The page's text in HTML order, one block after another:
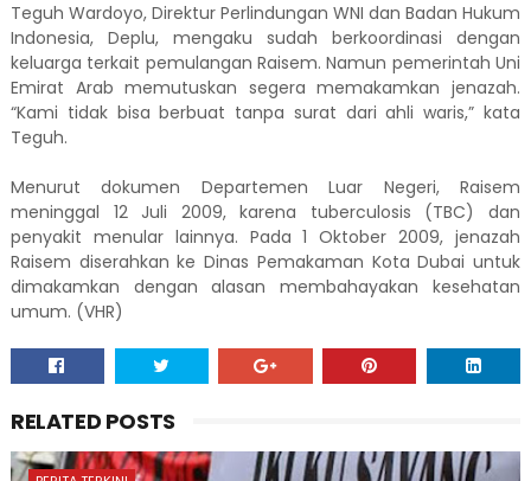
Teguh Wardoyo, Direktur Perlindungan WNI dan Badan Hukum
Indonesia, Deplu, mengaku sudah berkoordinasi dengan
keluarga terkait pemulangan Raisem. Namun pemerintah Uni
Emirat Arab memutuskan segera memakamkan jenazah.
“Kami tidak bisa berbuat tanpa surat dari ahli waris,” kata
Teguh.
Menurut dokumen Departemen Luar Negeri, Raisem
meninggal 12 Juli 2009, karena tuberculosis (TBC) dan
penyakit menular lainnya. Pada 1 Oktober 2009, jenazah
Raisem diserahkan ke Dinas Pemakaman Kota Dubai untuk
dimakamkan dengan alasan membahayakan kesehatan
umum. (VHR)
RELATED POSTS